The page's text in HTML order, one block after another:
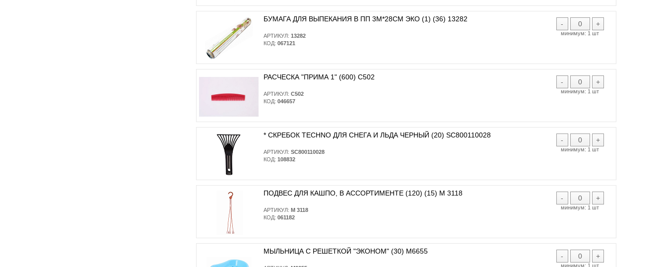
- +
минимум: 1 шт
БУМАГА ДЛЯ ВЫПЕКАНИЯ В ПП 3М*28СМ ЭКО (1) (36) 13282
АРТИКУЛ: 13282
КОД: 067121
- +
минимум: 1 шт
РАСЧЕСКА "ПРИМА 1" (600) С502
АРТИКУЛ: С502
КОД: 046657
- +
минимум: 1 шт
* CКРЕБОК TECHNO ДЛЯ СНЕГА И ЛЬДА ЧЕРНЫЙ (20) SC800110028
АРТИКУЛ: SC800110028
КОД: 108832
- +
минимум: 1 шт
ПОДВЕС ДЛЯ КАШПО, В АССОРТИМЕНТЕ (120) (15) М 3118
АРТИКУЛ: М 3118
КОД: 061182
- +
минимум: 1 шт
МЫЛЬНИЦА С РЕШЕТКОЙ "ЭКОНОМ" (30) М6655